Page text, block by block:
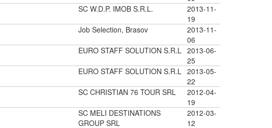
SC W.D.P. IMOB S.R.L.
2013-11-
19
Job Selection, Brasov
2013-11-
06
EURO STAFF SOLUTION S.R.L 2013-06-
25
EURO STAFF SOLUTION S.R.L 2013-05-
22
SC CHRISTIAN 76 TOUR SRL
2012-04-
19
SC MELI DESTINATIONS
GROUP SRL
2012-03-
12